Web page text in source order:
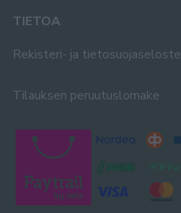
TIETOA
Rekisteri- ja tietosuojaseloste
Tilauksen peruutuslomake